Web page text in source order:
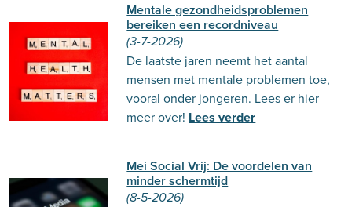
Mentale gezondheidsproblemen
bereiken een recordniveau
(3-7-2026)
De laatste jaren neemt het aantal
mensen met mentale problemen toe,
vooral onder jongeren. Lees er hier
meer over! Lees verder
Mei Social Vrij: De voordelen van
minder schermtijd
(8-5-2026)